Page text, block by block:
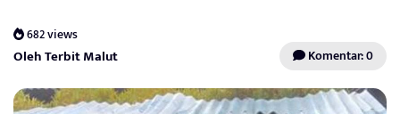
682 views
Oleh Terbit Malut Komentar: 0